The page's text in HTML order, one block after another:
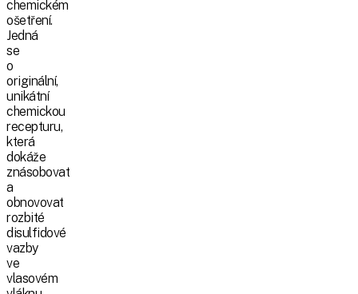
chemickém
ošetření.
Jedná
se
o
originální,
unikátní
chemickou
recepturu,
která
dokáže
znásobovat
a
obnovovat
rozbité
disulfidové
vazby
ve
vlasovém